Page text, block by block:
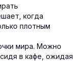
когда
плотным
мира. Можно
в кафе, ожидая